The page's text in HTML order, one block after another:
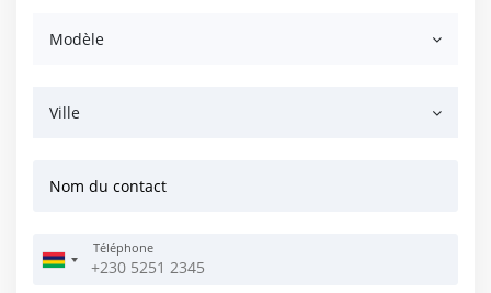
Modèle
Ville
Nom du contact
Téléphone